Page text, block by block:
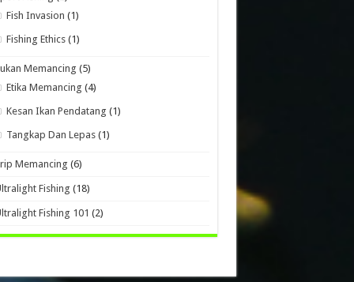
Fish Invasion (1)
Fishing Ethics (1)
Memancing (5)
Etika Memancing (4)
Kesan Ikan Pendatang (1)
Tangkap Dan Lepas (1)
Memancing (6)
Fishing (18)
Fishing 101 (2)